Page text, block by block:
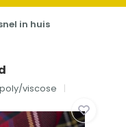
in huis
viscose